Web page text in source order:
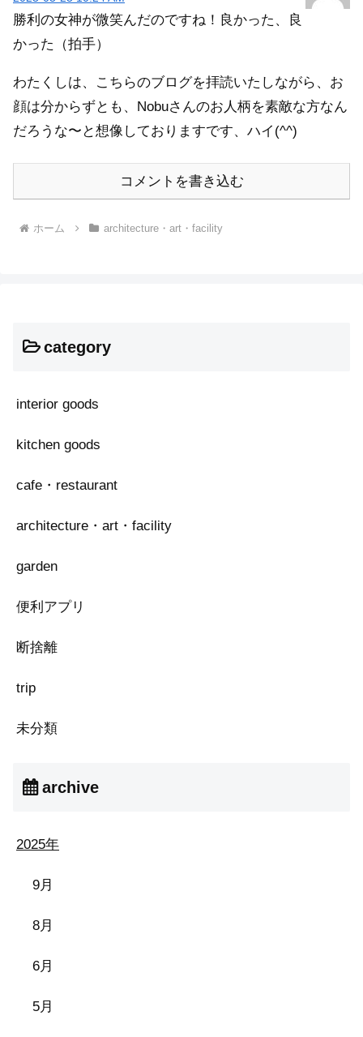
勝利の女神が微笑んだのですね！良かった、良
かった（拍手）
わたくしは、こちらのブログを拝読いたしながら、お
顔は分からずとも、Nobuさんのお人柄を素敵な方なん
だろうな〜と想像しておりますです、ハイ(^^)
コメントを書き込む
ホーム architecture・art・facility
category
interior goods
kitchen goods
cafe・restaurant
architecture・art・facility
garden
便利アプリ
断捨離
trip
未分類
archive
2025年
9月
8月
6月
5月